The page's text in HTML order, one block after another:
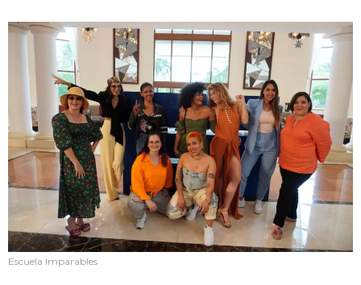
Escuela Imparables